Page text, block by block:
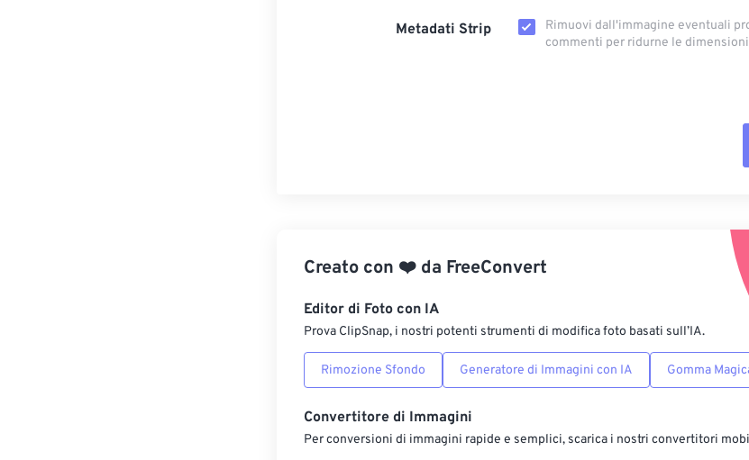
Metadati Strip
Rimuovi dall'immagine eventuali
commenti per ridurne le dimensioni
Creato con ❤️ da FreeConvert
Editor di Foto con IA
Prova ClipSnap, i nostri potenti strumenti di modifica foto basati sull’IA.
Rimozione Sfondo Generatore di Immagini con IA Gomma
Convertitore di Immagini
Per conversioni di immagini rapide e semplici, scarica i nostri convertitori